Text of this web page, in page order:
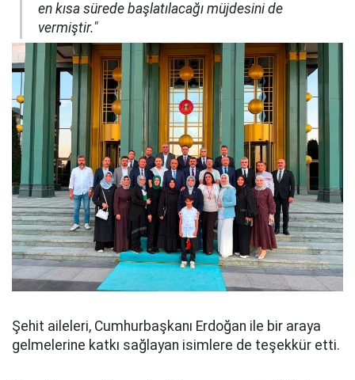
en kısa sürede başlatılacağı müjdesini de
vermiştir."
Şehit aileleri, Cumhurbaşkanı Erdoğan ile bir araya
gelmelerine katkı sağlayan isimlere de teşekkür etti.